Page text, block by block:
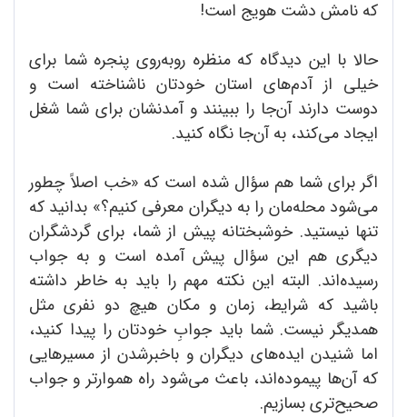
که نامش دشت هویج است!
حالا با این دیدگاه که منظره روبه‌روی پنجره شما برای
خیلی از آدم‌های استان خودتان ناشناخته است و
دوست دارند آن‌جا را ببینند و آمدنشان برای شما شغل
ایجاد می‌کند، به آن‌جا نگاه کنید.
اگر برای شما هم سؤال شده است که «خب اصلاً چطور
می‌شود محله‌مان را به دیگران معرفی کنیم؟» بدانید که
تنها نیستید. خوشبختانه پیش از شما، برای گردشگران
دیگری هم این سؤال پیش آمده است و به جواب
رسیده‌اند. البته این نکته مهم را باید به خاطر داشته
باشید که شرایط، زمان و مکان هیچ دو نفری مثل
همدیگر نیست. شما باید جوابِ خودتان را پیدا کنید،
اما شنیدن ایده‌های دیگران و باخبرشدن از مسیرهایی
که آن‌ها پیموده‌اند، باعث می‌شود راه هموارتر و جواب
صحیح‌تری بسازیم.